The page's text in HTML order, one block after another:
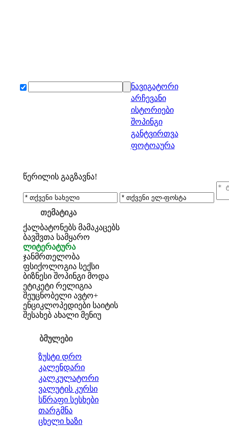
ნავიგატორი
არჩევანი
ისტორიები
შოპინგი
განტვირთვა
ფოტოაურა
წერილის გაგზავნა!
თემატიკა
ქალბატონებს მამაკაცებს
ბავშვთა სამყარო
ლიტერატურა
ჯანმრთელობა
ფსიქოლოგია სექსი
ბიზნესი შოპინგი მოდა
ეტიკეტი რელიგია
შეუცნობელი ავტო+
ენციკლოპედიები საიტის
შესახებ ახალი მენიუ
ბმულები
ზუსტი დრო
კალენდარი
კალკულატორი
ვალუტის კურსი
სწრაფი სესხები
თარგმნა
ცხელი ხაზი